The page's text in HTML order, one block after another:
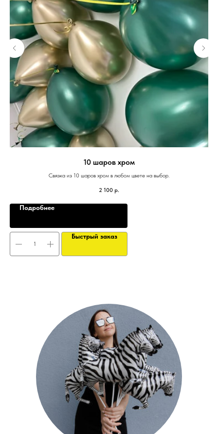
10 шаров хром
Связка из 10 шаров хром в любом цвете на выбор.
2 100 р.
Подробнее
Быстрый заказ